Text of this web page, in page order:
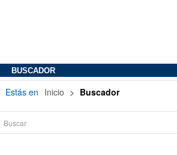
BUSCADOR
Estás en Inicio > Buscador